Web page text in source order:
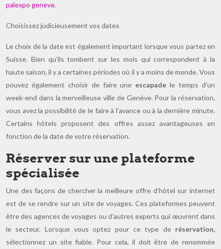
palexpo geneve.
Choisissez judicieusement vos dates
Le choix de la date est également important lorsque vous partez en
Suisse. Bien qu’ils tombent sur les mois qui correspondent à la
haute saison, il y a certaines périodes où il y a moins de monde. Vous
pouvez également choisir de faire une escapadele temps d’un
week-end dans la merveilleuse ville de Genève. Pour la réservation,
vous avez la possibilité de le faire à l’avance ou à la dernière minute.
Certains hôtels proposent des offres assez avantageuses en
fonction de la date de votre réservation.
Réserver sur une plateforme
spécialisée
Une des façons de chercher la meilleure offre d’hôtel sur internet
est de se rendre sur un site de voyages. Ces plateformes peuvent
être des agences de voyages ou d’autres experts qui œuvrent dans
le secteur. Lorsque vous optez pour ce type de réservation,
sélectionnez un site fiable. Pour cela, il doit être de renommée